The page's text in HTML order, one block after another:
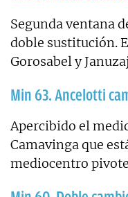
Segunda ventana
doble sustitución.
Gorosabel y
Min 63. Ancelotti
Apercibido el
Camavinga que
mediocentro